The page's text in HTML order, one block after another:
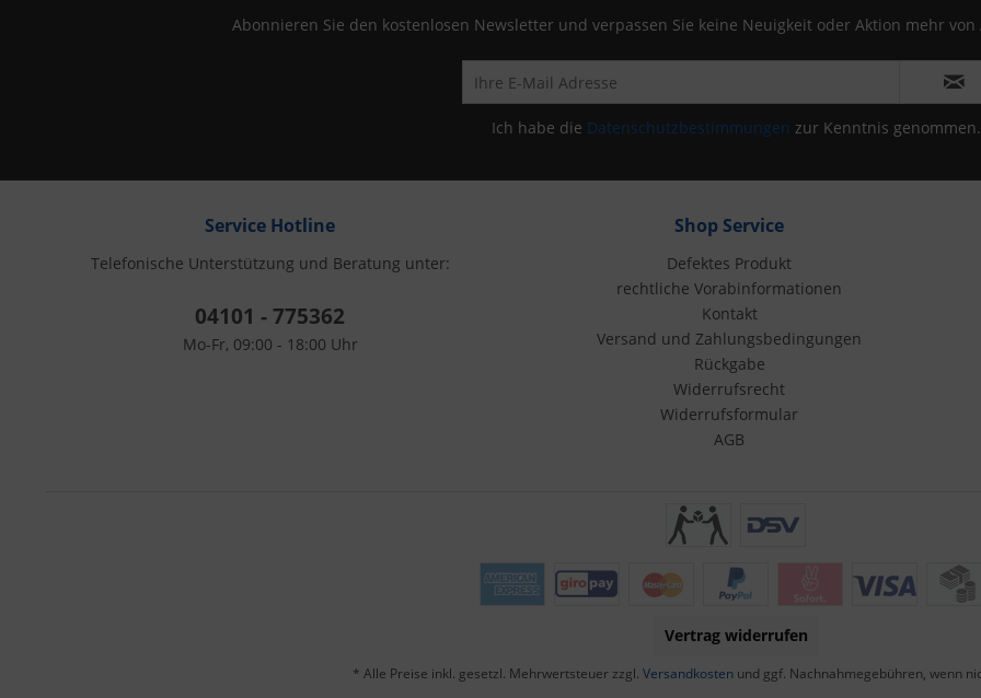
Service Hotline
Telefonische Unterstützung und Beratung unter:
04101 - 775362
Mo-Fr, 09:00 - 18:00 Uhr
Shop Service
Defektes Produkt
rechtliche Vorabinformationen
Kontakt
Versand und Zahlungsbedingungen
Rückgabe
Widerrufsrecht
Widerrufsformular
AGB
Abonnieren Sie den kostenlosen Newsletter und verpassen Sie keine Neuigkeit oder Aktion mehr
Ich habe die Datenschutzbestimmungen zur Kenntnis genommen.
Vertrag widerrufen
* Alle Preise inkl. gesetzl. Mehrwertsteuer zzgl. Versandkostenund ggf. Nachnahmegebühren, wenn